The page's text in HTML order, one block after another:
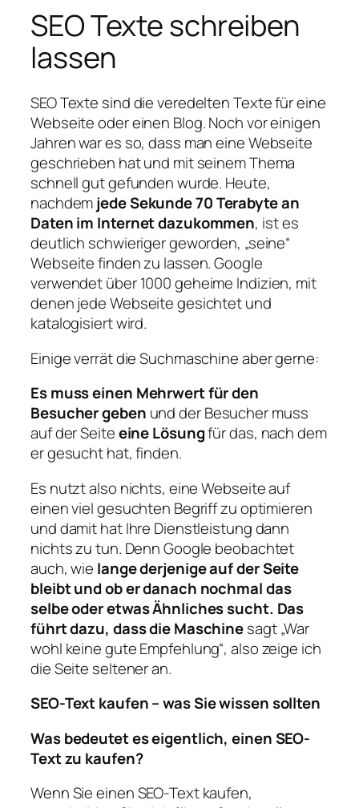
SEO Texte schreiben
lassen
SEO Texte sind die veredelten Texte für eine
Webseite oder einen Blog. Noch vor einigen
Jahren war es so, dass man eine Webseite
geschrieben hat und mit seinem Thema
schnell gut gefunden wurde. Heute,
nachdemjede Sekunde 70 Terabyte an
Daten im Internet dazukommen, ist es
deutlich schwieriger geworden, „seine“
Webseite finden zu lassen. Google
verwendet über 1000 geheime Indizien, mit
denen jede Webseite gesichtet und
katalogisiert wird.
Einige verrät die Suchmaschine aber gerne:
Es muss einen Mehrwert für den
Besucher geben und der Besucher muss
auf der Seiteeine Lösungfür das, nach dem
er gesucht hat, finden.
Es nutzt also nichts, eine Webseite auf
einen viel gesuchten Begriff zu optimieren
und damit hat Ihre Dienstleistung dann
nichts zu tun. Denn Google beobachtet
auch, wie lange derjenige auf der Seite
bleibt und ob er danach nochmal das
selbe oder etwas Ähnliches sucht. Das
führt dazu, dass die Maschinesagt „War
wohl keine gute Empfehlung“, also zeige ich
die Seite seltener an.
SEO-Text kaufen – was Sie wissen sollten
Was bedeutet es eigentlich, einen SEO-
Text zu kaufen?
Wenn Sie einen SEO-Text kaufen,